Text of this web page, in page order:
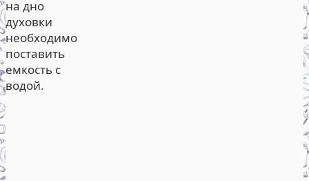
на дно
духовки
необходимо
поставить
емкость с
водой.